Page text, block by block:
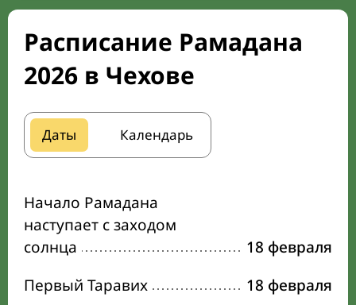
Расписание Рамадана
2026 в Чехове
Даты Календарь
Начало Рамадана
наступает с заходом
солнца
18 февраля
Первый Таравих
18 февраля